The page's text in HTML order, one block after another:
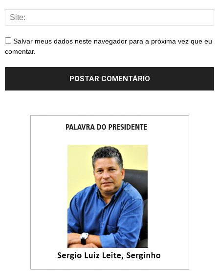
Salvar meus dados neste navegador para a próxima vez que eu
comentar.